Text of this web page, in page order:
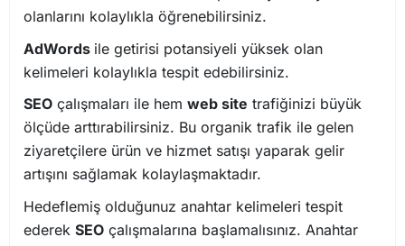
olanlarını kolaylıkla öğrenebilirsiniz.
AdWords ile getirisi potansiyeli yüksek olan
kelimeleri kolaylıkla tespit edebilirsiniz.
SEO çalışmaları ile hem web site trafiğinizi büyük
ölçüde arttırabilirsiniz. Bu organik trafik ile gelen
ziyaretçilere ürün ve hizmet satışı yaparak gelir
artışını sağlamak kolaylaşmaktadır.
Hedeflemiş olduğunuz anahtar kelimeleri tespit
ederek SEO çalışmalarına başlamalısınız. Anahtar